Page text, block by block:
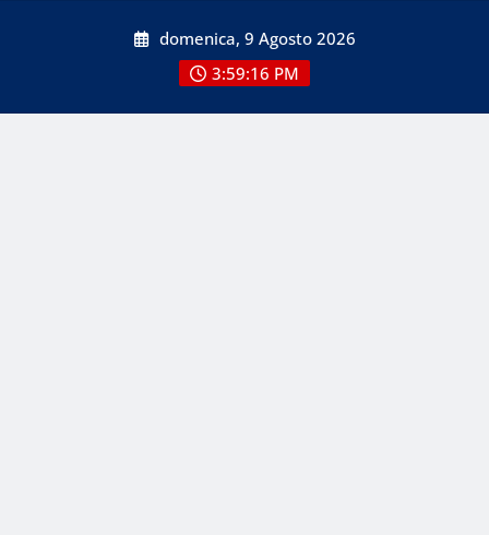
domenica, 9 Agosto 2026
3:59:18 PM